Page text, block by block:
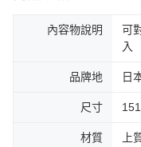
內容物說明
可
入
品牌地 日
尺寸
材質 上